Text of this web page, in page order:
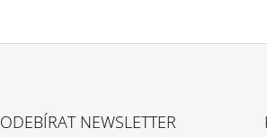
ODEBÍRAT NEWSLETTER